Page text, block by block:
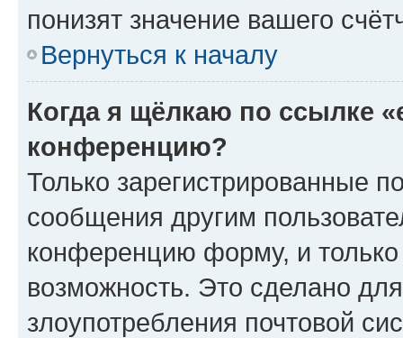
понизят значение вашего
Вернуться к началу
Когда я щёлкаю по ссылке
конференцию?
Только зарегистрированные
сообщения другим
конференцию форму, и
возможность. Это сделано
злоупотребления почтовой